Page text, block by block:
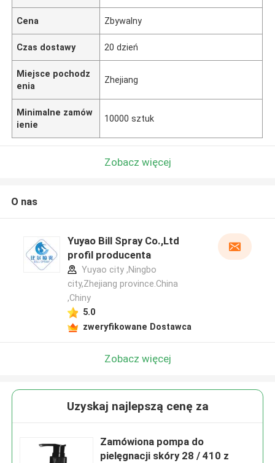
Cena Zbywalny
Czas dostawy 20 dzień
Miejsce pochodz
enia
Zhejiang
Minimalne zamów
ienie
10000 sztuk
Zobacz więcej
O nas
Yuyao Bill Spray Co.,Ltd
profil producenta
Yuyao city ,Ningbo
city,Zhejiang province.China
,Chiny
5.0
zweryfikowane Dostawca
Zobacz więcej
Uzyskaj najlepszą cenę za
Zamówiona pompa do
pielęgnacji skóry 28 / 410 z